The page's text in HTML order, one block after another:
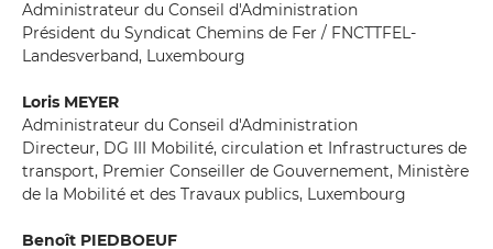
Administrateur du Conseil d'Administration
Président du Syndicat Chemins de Fer / FNCTTFEL-
Landesverband, Luxembourg
Loris MEYER
Administrateur du Conseil d'Administration
Directeur, DG III Mobilité, circulation et Infrastructures de
transport, Premier Conseiller de Gouvernement, Ministère
de la Mobilité et des Travaux publics, Luxembourg
Benoît PIEDBOEUF